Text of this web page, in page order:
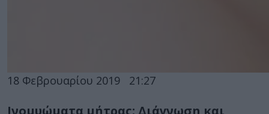
18 Φεβρουαρίου 2019 21:27
Ινομυώματα μήτρας: Διάγνωση και